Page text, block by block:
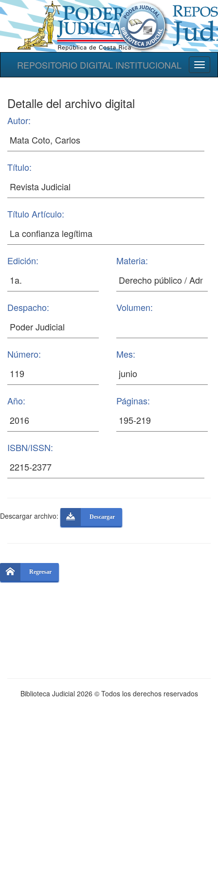
REPOSITORIO DIGITAL INSTITUCIONAL
Detalle del archivo digital
Autor:
Título:
Título Artículo:
Edición: Materia:
Despacho: Volumen:
Número: Mes:
Año: Páginas:
ISBN/ISSN:
Descargar archivo: Descargar
Regresar
Biblioteca Judicial 2026 © Todos los derechos reservados